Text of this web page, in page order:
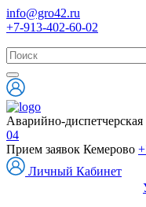
info@gro42.ru
+7-913-402-60-02
Аварийно-
04
Прием заявок Кемерово
Личный Кабинет